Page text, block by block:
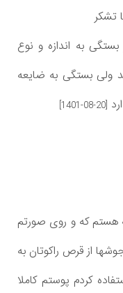
به اندازه و نوع
هم باشد ولی بستگی به ضایعه
[1401-08-20]
دکتر دختری 29 ساله هستم که و روی صورتم
از قرص راکوتان به
کردم پوستم کاملا